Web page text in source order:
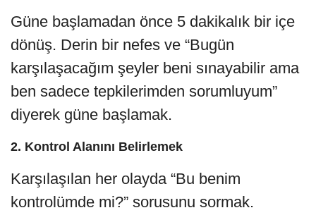
Güne başlamadan önce 5 dakikalık bir içe
dönüş. Derin bir nefes ve “Bugün
karşılaşacağım şeyler beni sınayabilir ama
ben sadece tepkilerimden sorumluyum”
diyerek güne başlamak.
2. Kontrol Alanını Belirlemek
Karşılaşılan her olayda “Bu benim
kontrolümde mi?” sorusunu sormak.